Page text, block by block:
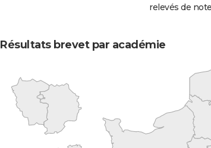
relevés de
Résultats brevet par académie